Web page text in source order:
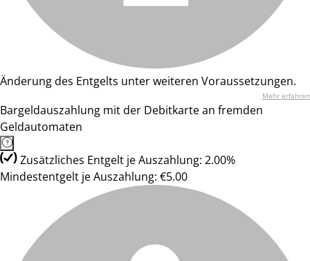
Änderung des Entgelts unter weiteren Voraussetzungen.
Mehr erfahren
Bargeldauszahlung mit der Debitkarte an fremden
Geldautomaten
Zusätzliches Entgelt je Auszahlung: 2.00%
Mindestentgelt je Auszahlung: €5.00